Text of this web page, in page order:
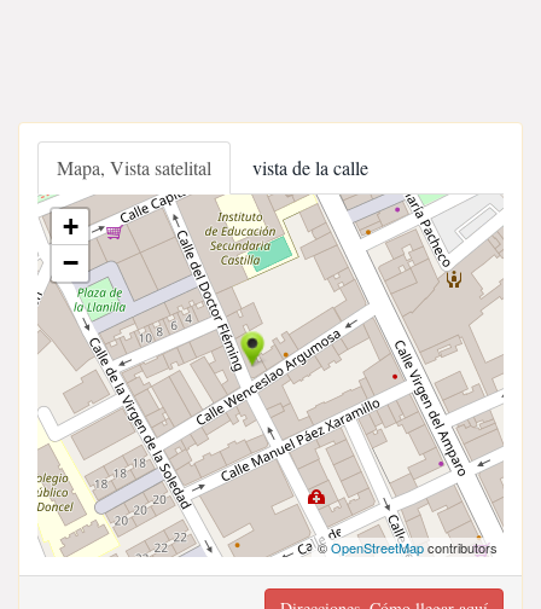
Mapa, Vista satelital vista de la calle
+
−
©OpenStreetMapcontributors